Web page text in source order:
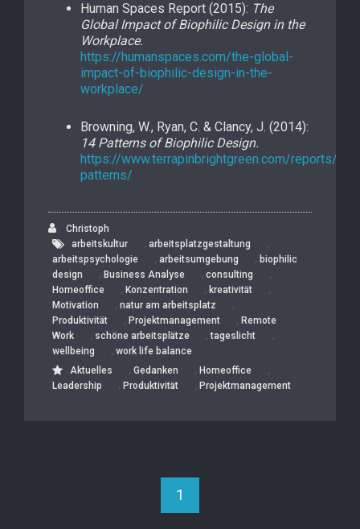
Human Spaces Report (2015): The
Global Impact of Biophilic Design in the
Workplace.
https://humanspaces.com/the-global-
impact-of-biophilic-design-in-the-
workplace/
Browning, W., Ryan, C. & Clancy, J. (2014):
14 Patterns of Biophilic Design.
https://www.terrapinbrightgreen.com/reports/14-
patterns/
Christoph
arbeitskultur
, arbeitsplatzgestaltung ,
arbeitspsychologie , arbeitsumgebung , biophilic
design
, Business Analyse , consulting ,
Homeoffice , Konzentration , kreativität ,
Motivation , natur am arbeitsplatz ,
Produktivität , Projektmanagement , Remote
Work
, schöne arbeitsplätze ,tageslicht ,
wellbeing , work life balance
Aktuelles
, Gedanken , Homeoffice ,
Leadership , Produktivität , Projektmanagement
1